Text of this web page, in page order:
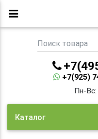
+7(925)
Пн-Вс:
Каталог